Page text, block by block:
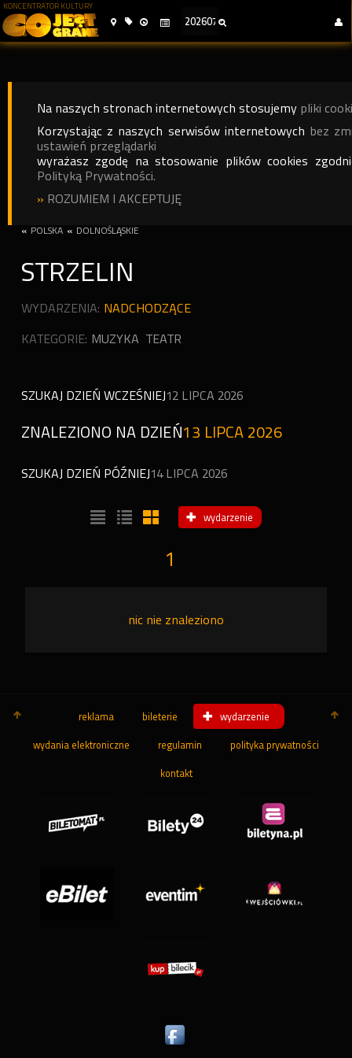
KONCENTRATOR KULTURY
Na naszych stronach internetowych stosujemy pliki
Korzystając z naszych serwisów internetowych bez
ustawień przeglądarki
wyrażasz zgodę na stosowanie plików cookies
Polityką Prywatności.
» ROZUMIEM I AKCEPTUJĘ
« POLSKA « DOLNOŚLĄSKIE
STRZELIN
WYDARZENIA: NADCHODZĄCE
KATEGORIE: MUZYKA TEATR
SZUKAJ DZIEŃ WCZEŚNIEJ12 LIPCA 2026
ZNALEZIONO NA DZIEŃ13 LIPCA 2026
SZUKAJ DZIEŃ PÓŹNIEJ14 LIPCA 2026
wydarzenie
1
nic nie znaleziono
reklama bileterie wydarzenie
wydania elektroniczne regulamin polityka prywatności
kontakt